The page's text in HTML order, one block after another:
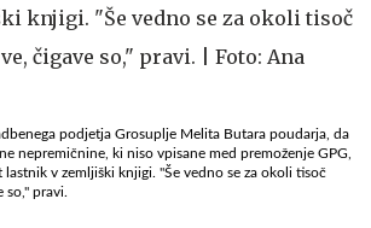
podjetja Grosuplje Melita Butara poudarja, da
nepremičnine, ki niso vpisane med premoženje GPG,
v zemljiški knjigi. "Še vedno se za okoli tisoč
so," pravi.